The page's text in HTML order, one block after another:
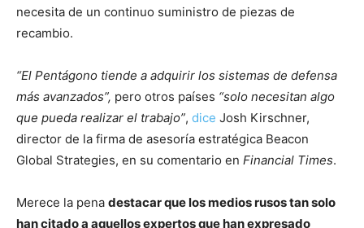
necesita de un continuo suministro de piezas de
recambio.
“El Pentágono tiende a adquirir los sistemas de defensa
más avanzados”, pero otros países “solo necesitan algo
que pueda realizar el trabajo”, dice Josh Kirschner,
director de la firma de asesoría estratégica Beacon
Global Strategies, en su comentario en Financial Times.
Merece la pena destacar que los medios rusos tan solo
han citado a aquellos expertos que han expresado